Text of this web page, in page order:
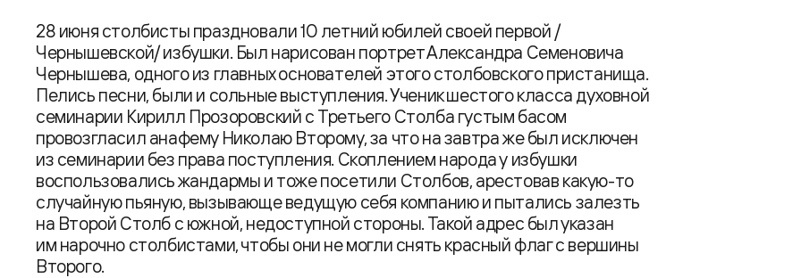
28 июня столбисты праздновали 10 летний юбилей своей первой /
Чернышевской/ избушки. Был нарисован портрет Александра Семеновича
Чернышева, одного из главных основателей этого столбовского пристанища.
Пелись песни, были и сольные выступления. Ученик шестого класса духовной
семинарии Кирилл Прозоровский с Третьего Столба густым басом
провозгласил анафему Николаю Второму, за что на завтра же был исключен
из семинарии без права поступления. Скоплением народа у избушки
воспользовались жандармы и тоже посетили Столбов, арестовав какую-то
случайную пьяную, вызывающе ведущую себя компанию и пытались залезть
на Второй Столб с южной, недоступной стороны. Такой адрес был указан
им нарочно столбистами, чтобы они не могли снять красный флаг с вершины
Второго.